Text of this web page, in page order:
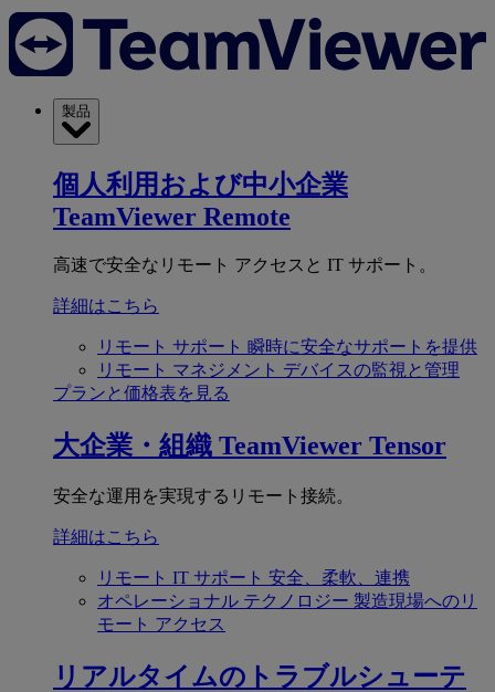
製品
個人利用および中小企業
TeamViewer Remote
高速で安全なリモート アクセスと IT サポート。
詳細はこちら
リモート サポート 瞬時に安全なサポートを提供
リモート マネジメント デバイスの監視と管理
プランと価格表を見る
大企業・組織 TeamViewer Tensor
安全な運用を実現するリモート接続。
詳細はこちら
リモート IT サポート 安全、柔軟、連携
オペレーショナル テクノロジー 製造現場へのリ
モート アクセス
リアルタイムのトラブルシューテ